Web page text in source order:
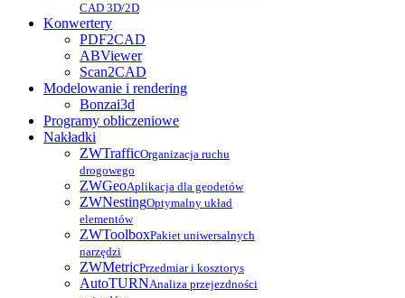
CAD 3D/2D
Konwertery
PDF2CAD
ABViewer
Scan2CAD
Modelowanie i rendering
Bonzai3d
Programy obliczeniowe
Nakładki
ZWTrafficOrganizacja ruchu
drogowego
ZWGeoAplikacja dla geodetów
ZWNestingOptymalny układ
elementów
ZWToolboxPakiet uniwersalnych
narzędzi
ZWMetricPrzedmiar i kosztorys
AutoTURNAnaliza przejezdności